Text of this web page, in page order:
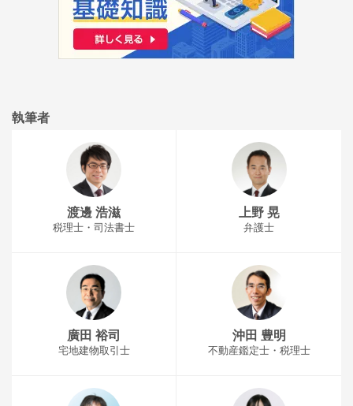
執筆者
渡邊 浩滋
税理士・司法書士
上野 晃
弁護士
廣田 裕司
宅地建物取引士
沖田 豊明
不動産鑑定士・税理士